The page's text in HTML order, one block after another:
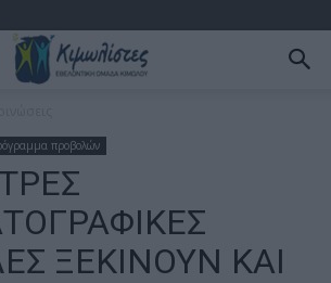
προβολών
ΞΕΚΙΝΟΥΝ ΚΑΙ